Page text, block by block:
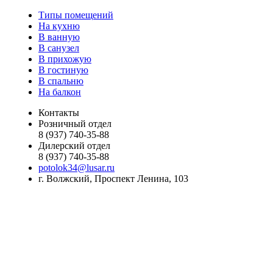
Типы помещений
На кухню
В ванную
В санузел
В прихожую
В гостиную
В спальню
На балкон
Контакты
Розничный отдел
8 (937) 740-35-88
Дилерский отдел
8 (937) 740-35-88
potolok34@lusar.ru
г. Волжский, Проспект Ленина, 103